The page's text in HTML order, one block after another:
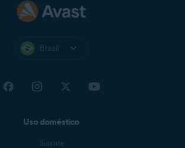
Brasil
Uso doméstico
Suporte